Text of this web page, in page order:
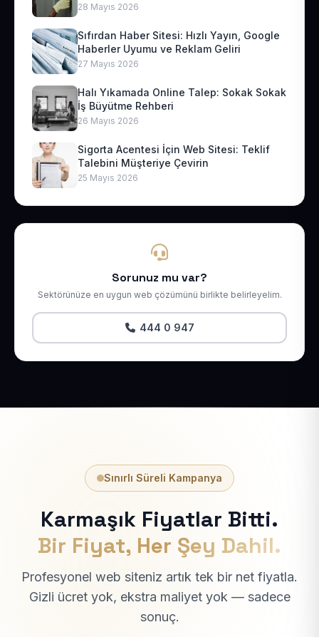
28 Mayıs 2026
Sıfırdan Haber Sitesi: Hızlı Yayın, Google
Haberler Uyumu ve Reklam Geliri
27 Mayıs 2026
Halı Yıkamada Online Talep: Sokak Sokak
İş Büyütme Rehberi
26 Mayıs 2026
Sigorta Acentesi İçin Web Sitesi: Teklif
Talebini Müşteriye Çevirin
25 Mayıs 2026
Sorunuz mu var?
Sektörünüze en uygun web çözümünü birlikte belirleyelim.
444 0 947
Sınırlı Süreli Kampanya
Karmaşık Fiyatlar Bitti.
Bir Fiyat, Her Şey Dahil.
Profesyonel web siteniz artık tek bir net fiyatla.
Gizli ücret yok, ekstra maliyet yok — sadece
sonuç.